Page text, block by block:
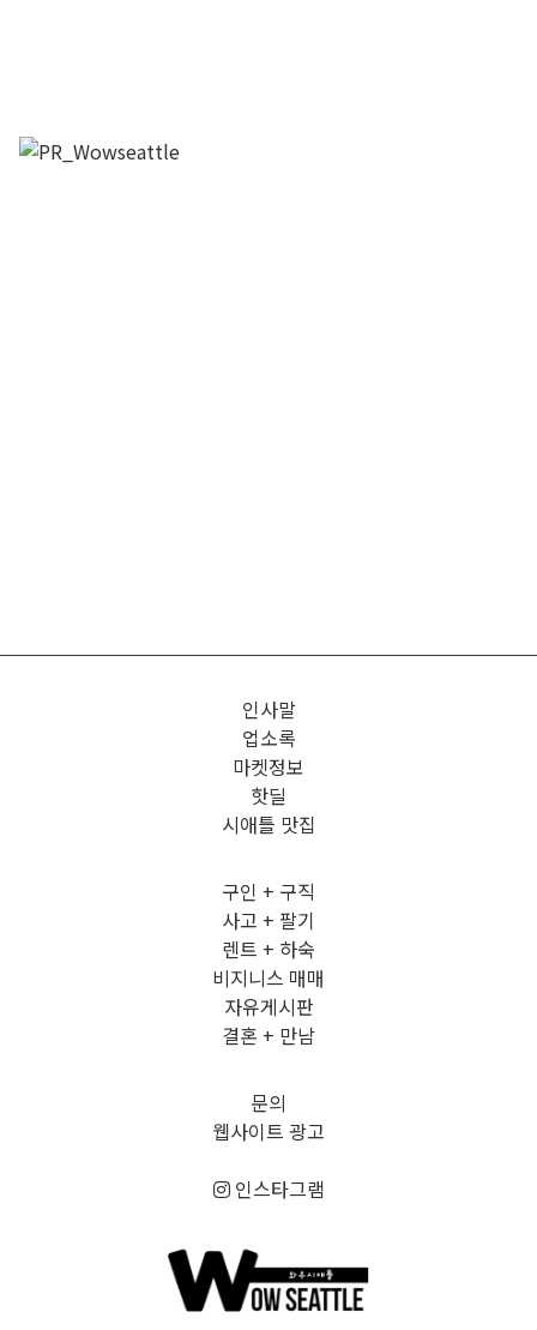
인사말
업소록
마켓정보
핫딜
시애틀 맛집
구인 + 구직
사고 + 팔기
렌트 + 하숙
비지니스 매매
자유게시판
결혼 + 만남
문의
웹사이트 광고
인스타그램